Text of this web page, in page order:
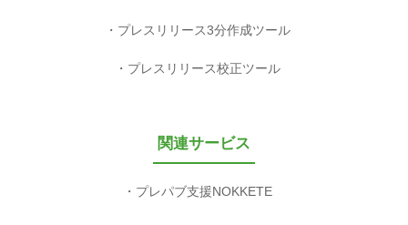
プレスリリース3分作成ツール
プレスリリース校正ツール
関連サービス
プレパブ支援NOKKETE